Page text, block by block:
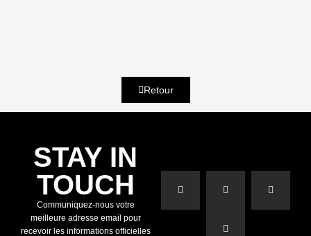
Retour
STAY IN
TOUCH
Communiquez-nous votre
meilleure adresse email pour
recevoir les informations officielles